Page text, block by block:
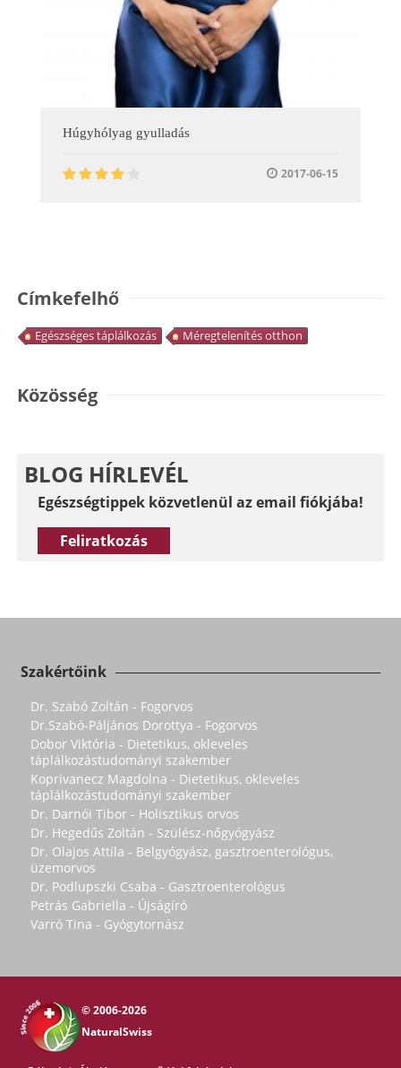
Húgyhólyag gyulladás
2017-06-15
Címkefelhő
Egészséges táplálkozás Méregtelenítés otthon
Közösség
BLOG HÍRLEVÉL
Egészségtippek közvetlenül az email fiókjába!
Feliratkozás
Szakértőink
Dr. Szabó Zoltán - Fogorvos
Dr.Szabó-Páljános Dorottya - Fogorvos
Dobor Viktória - Dietetikus, okleveles
táplálkozástudományi szakember
Koprivanecz Magdolna - Dietetikus, okleveles
táplálkozástudományi szakember
Dr. Darnói Tibor - Holisztikus orvos
Dr. Hegedűs Zoltán - Szülész-nőgyógyász
Dr. Olajos Attila - Belgyógyász, gasztroenterológus,
üzemorvos
Dr. Podlupszki Csaba - Gasztroenterológus
Petrás Gabriella - Újságíró
Varró Tina - Gyógytornász
© 2006-2026
NaturalSwiss